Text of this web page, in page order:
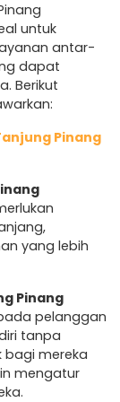
untuk
antar-
dapat
Berikut
Pinang
yang lebih
Pinang
pelanggan
tanpa
bagi mereka
mengatur